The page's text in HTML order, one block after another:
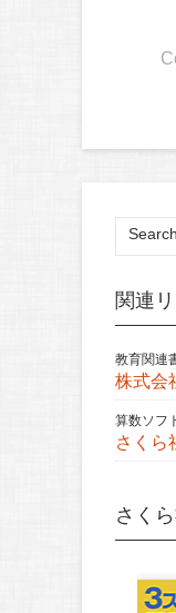
関連
教育関連
株式会
算数ソフ
さくら
さく